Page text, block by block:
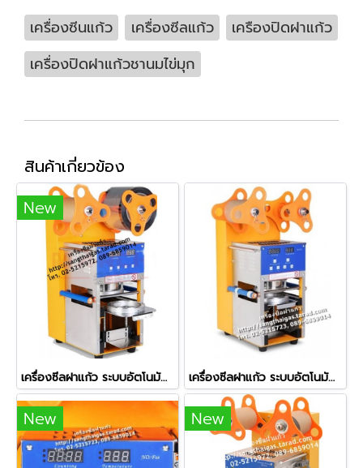
เครื่องซีนแก้ว เครื่องซีลแก้ว
เครืองปิดฝาแก้ว
เครื่องปิดฝาแก้วชานมไข่มุก
สินค้าเกี่ยวข้อง
New
เครื่องซีลฝาแก้ว ระบบอัตโนมัติ มีตัวนับแก้ว รุ่น ZF-07 เครื่องซีลฝาแก้ว ระบบอัตโนมัติทั้งระบบ (Full Auto) รุ่น ZF-08
New New